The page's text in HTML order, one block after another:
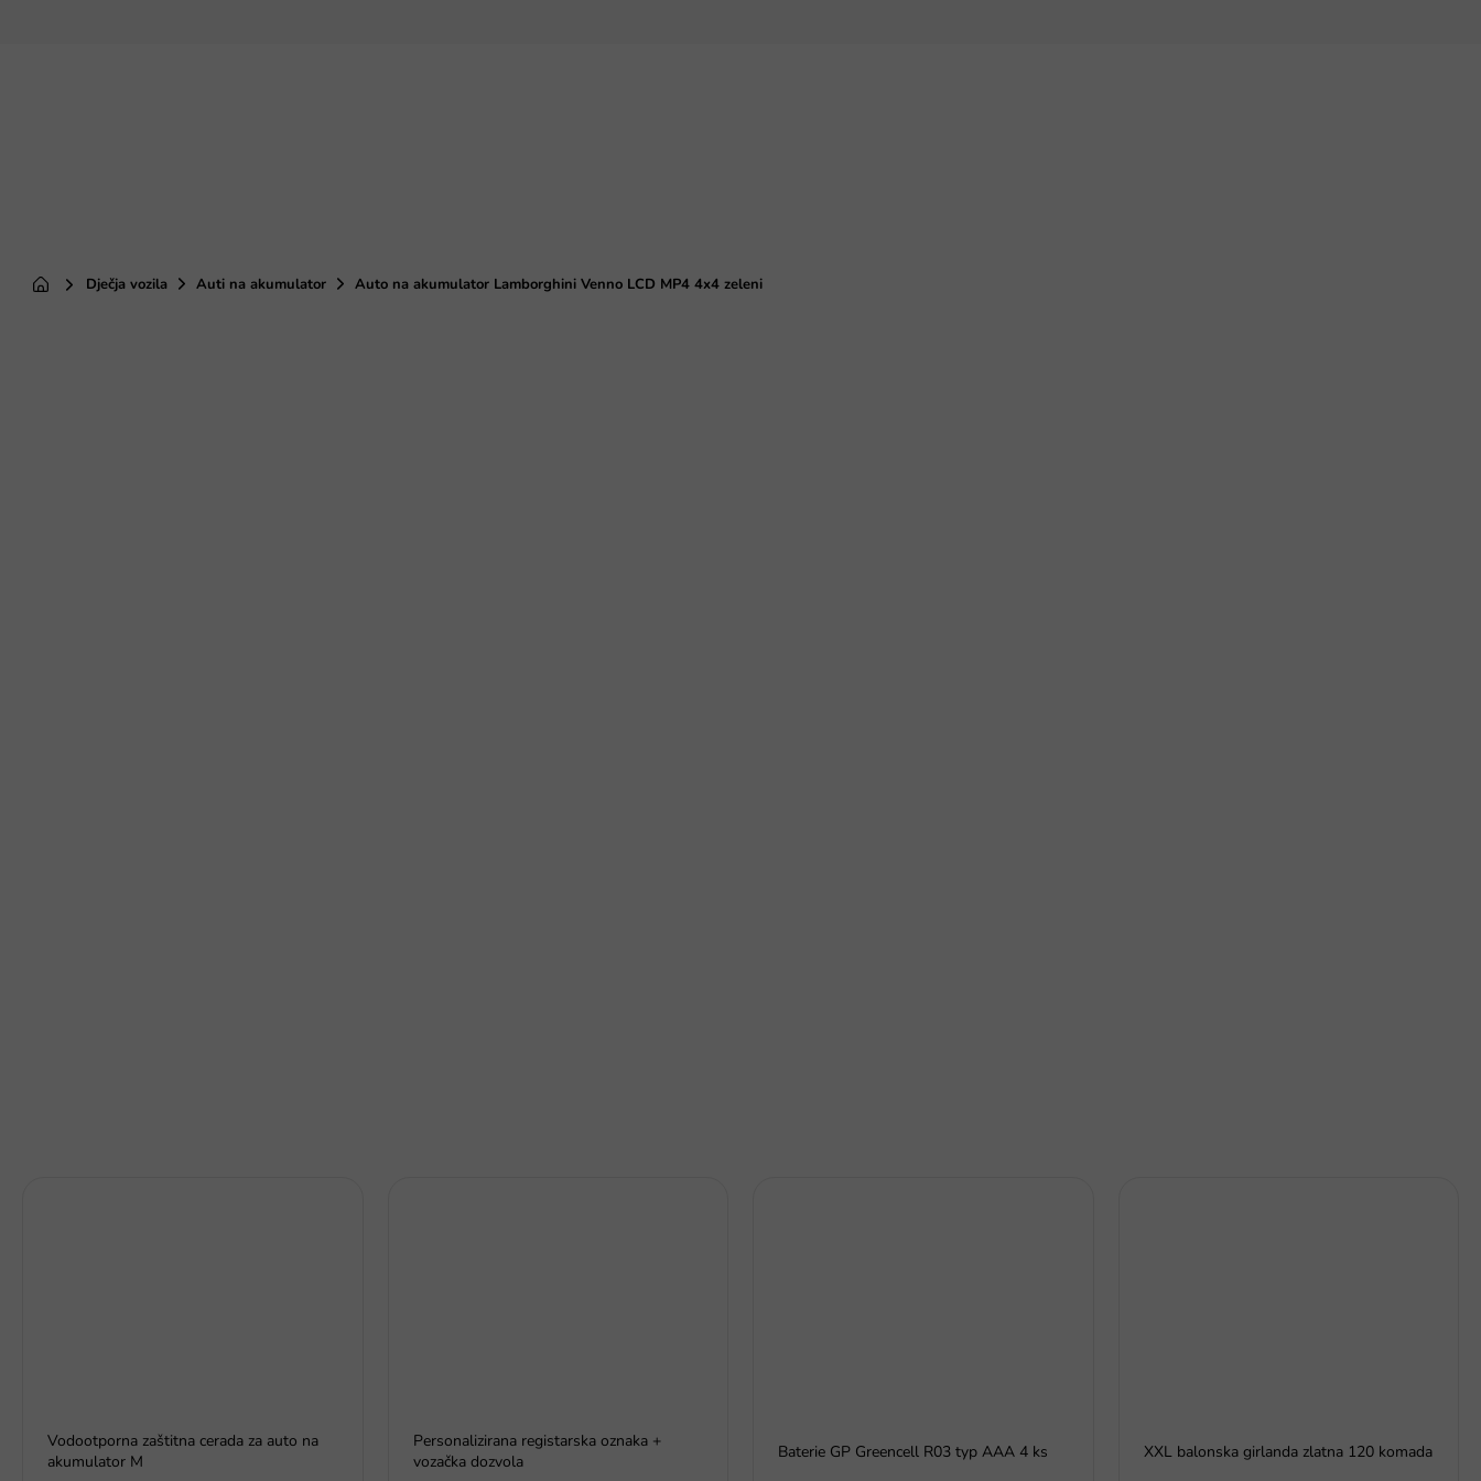
PočetnaDječja vozila Auti na akumulator Auto na akumulator Lamborghini Venno LCD MP4 4x4 zeleni
Vodootporna zaštitna cerada za auto na
akumulator M
Personalizirana registarska oznaka +
vozačka dozvola
Baterie GP Greencell R03 typ AAA 4 ks XXL balonska girlanda zlatna 120 komada